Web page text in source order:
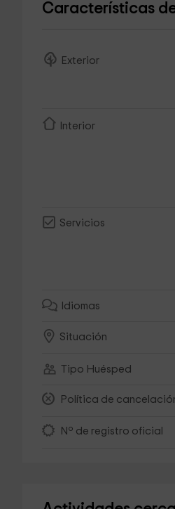
Características
Exterior
Interior
Servicios
Idiomas
Situación
Tipo Huésped
Política de
Nº de registro oficial